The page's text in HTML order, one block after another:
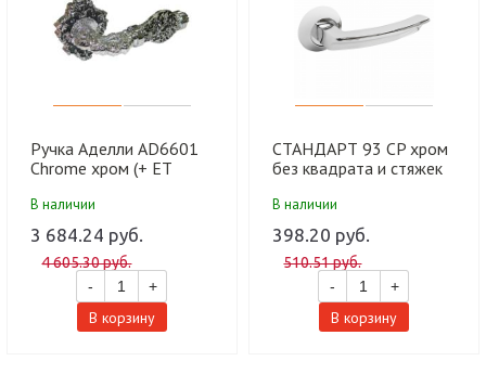
Ручка Аделли AD6601
Chrome хром (+ ET
В наличии
3 684.24 руб.
4 605.30 руб.
-
+
В корзину
СТАНДАРТ 93 CP хром
без квадрата и стяжек
(40)
В наличии
398.20 руб.
510.51 руб.
-
+
В корзину